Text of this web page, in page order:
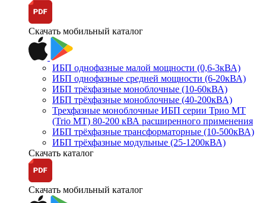
Скачать мобильный каталог
ИБП однофазные малой мощности (0,6-3кВА)
ИБП однофазные средней мощности (6-20кВА)
ИБП трёхфазные моноблочные (10-60кВА)
ИБП трёхфазные моноблочные (40-200кВА)
Трехфазные моноблочные ИБП серии Трио МТ
(Trio MT) 80-200 кВА расширенного применения
ИБП трёхфазные трансформаторные (10-500кВА)
ИБП трёхфазные модульные (25-1200кВА)
Скачать каталог
Скачать мобильный каталог